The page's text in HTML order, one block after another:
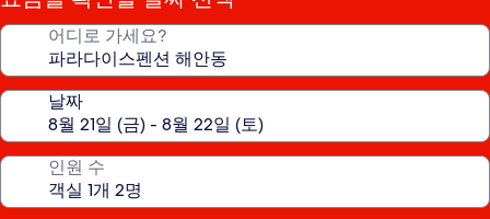
시
어디로 가세요?
날짜
인원 수